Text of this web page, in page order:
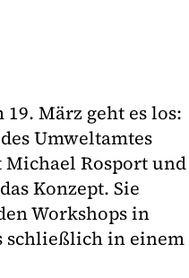
März geht es los:
Umweltamtes
Michael Rosport und
Konzept. Sie
Workshops in
schließlich in einem